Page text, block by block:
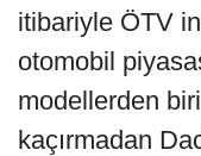
itibariyle ÖTV
otomobil
modellerden
kaçırmadan